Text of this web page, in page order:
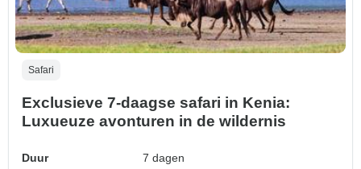
Safari
Exclusieve 7-daagse safari in Kenia:
Luxueuze avonturen in de wildernis
Duur
7 dagen